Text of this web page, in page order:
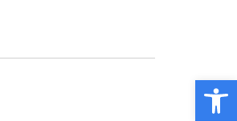
Open toolbar